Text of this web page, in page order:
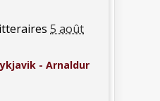
5 août
- Arnaldur